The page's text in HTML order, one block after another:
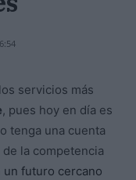
servicios más
, pues hoy en día es
tenga una cuenta
la competencia
futuro cercano